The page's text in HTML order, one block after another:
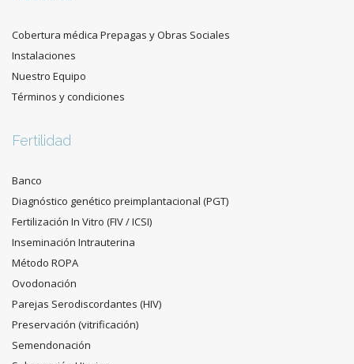
Cobertura médica Prepagas y Obras Sociales
Instalaciones
Nuestro Equipo
Términos y condiciones
Fertilidad
Banco
Diagnóstico genético preimplantacional (PGT)
Fertilización In Vitro (FIV / ICSI)
Inseminación Intrauterina
Método ROPA
Ovodonación
Parejas Serodiscordantes (HIV)
Preservación (vitrificación)
Semendonación